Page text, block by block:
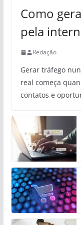
Como
pela
Redação
Gerar tráfego
real começa
contatos e